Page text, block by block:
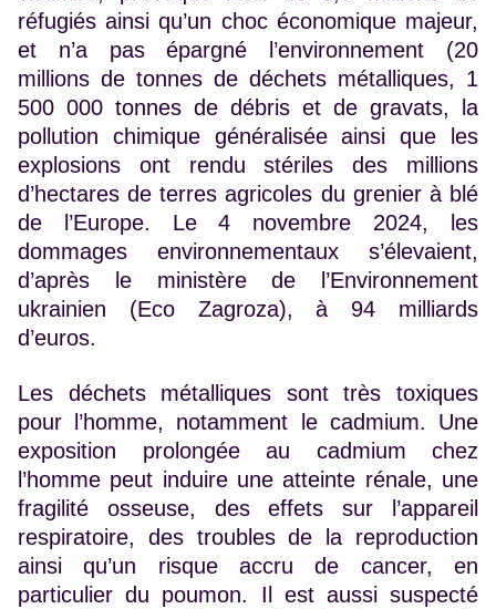
réfugiés ainsi qu’un choc économique majeur,
et n’a pas épargné l’environnement (20
millions de tonnes de déchets métalliques, 1
500 000 tonnes de débris et de gravats, la
pollution chimique généralisée ainsi que les
explosions ont rendu stériles des millions
d’hectares de terres agricoles du grenier à blé
de l’Europe. Le 4 novembre 2024, les
dommages environnementaux s’élevaient,
d’après le ministère de l’Environnement
ukrainien (Eco Zagroza), à 94 milliards
d’euros.
Les déchets métalliques sont très toxiques
pour l’homme, notamment le cadmium. Une
exposition prolongée au cadmium chez
l’homme peut induire une atteinte rénale, une
fragilité osseuse, des effets sur l’appareil
respiratoire, des troubles de la reproduction
ainsi qu’un risque accru de cancer, en
particulier du poumon. Il est aussi suspecté